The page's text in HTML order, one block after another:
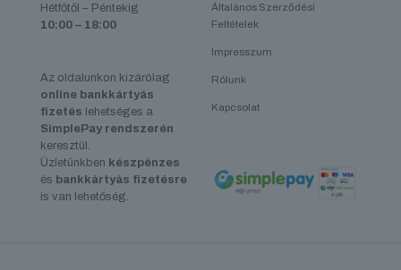
Hétfőtől – Péntekig
10:00 – 18:00
Az oldalunkon kizárólag
online bankkártyás
fizetés lehetséges a
SimplePay rendszerén
keresztül.
Üzletünkben készpénzes
és bankkártyás fizetésre
is van lehetőség.
Általános Szerződési
Feltételek
Impresszum
Rólunk
Kapcsolat